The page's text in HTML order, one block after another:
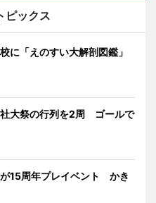
ピックス
に「えのすい大解剖図鑑」
大祭の行列を2周 ゴールで
15周年プレイベント かき